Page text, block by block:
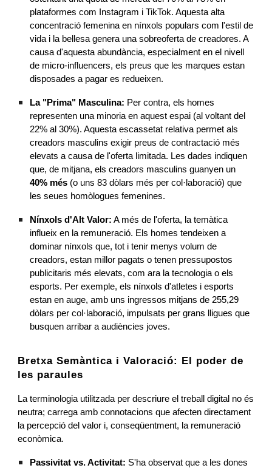
plataformes com Instagram i TikTok. Aquesta alta
concentració femenina en nínxols populars com l'estil de
vida i la bellesa genera una sobreoferta de creadores. A
causa d'aquesta abundància, especialment en el nivell
de micro-influencers, els preus que les marques estan
disposades a pagar es redueixen.
La "Prima" Masculina: Per contra, els homes
representen una minoria en aquest espai (al voltant del
22% al 30%). Aquesta escassetat relativa permet als
creadors masculins exigir preus de contractació més
elevats a causa de l'oferta limitada. Les dades indiquen
que, de mitjana, els creadors masculins guanyen un
40% més (o uns 83 dòlars més per col·laboració) que
les seues homòlogues femenines.
Nínxols d'Alt Valor: A més de l'oferta, la temàtica
influeix en la remuneració. Els homes tendeixen a
dominar nínxols que, tot i tenir menys volum de
creadors, estan millor pagats o tenen pressupostos
publicitaris més elevats, com ara la tecnologia o els
esports. Per exemple, els nínxols d'atletes i esports
estan en auge, amb uns ingressos mitjans de 255,29
dòlars per col·laboració, impulsats per grans lligues que
busquen arribar a audiències joves.
Bretxa Semàntica i Valoració: El poder de
les paraules
La terminologia utilitzada per descriure el treball digital no és
neutra; carrega amb connotacions que afecten directament
la percepció del valor i, conseqüentment, la remuneració
econòmica.
Passivitat vs. Activitat: S'ha observat que a les dones